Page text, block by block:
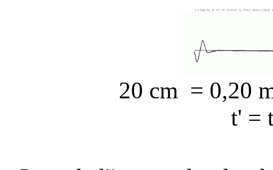
20 cm = 0,20
t' =